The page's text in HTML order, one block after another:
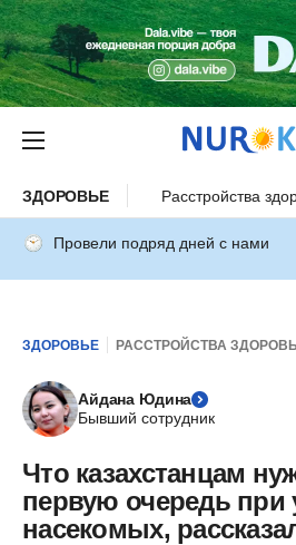
ЗДОРОВЬЕ Расстройства
Провели подряд дней с нами
ЗДОРОВЬЕ РАССТРОЙСТВА
Айдана Юдина
Бывший сотрудник
Что казахстанцам
первую очередь при
насекомых,